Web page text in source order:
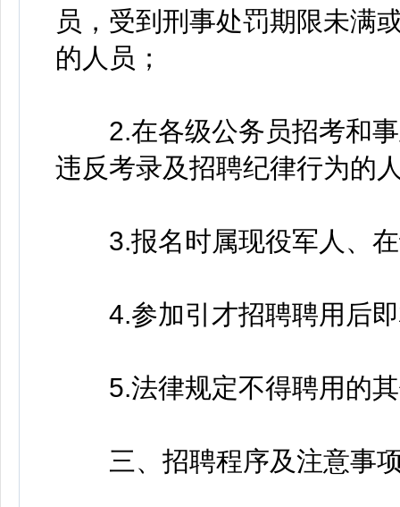
员，受到刑事处罚期限未满
的人员；
2.在各级公务员招考和事
违反考录及招聘纪律行为的
3.报名时属现役军人、在
4.参加引才招聘聘用后即
5.法律规定不得聘用的其
三、招聘程序及注意事